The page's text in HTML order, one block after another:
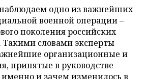
одно из важнейших
военной операции –
поколения российских
Такими словами эксперты
организационные и
принятые в руководстве
и зачем изменилось в